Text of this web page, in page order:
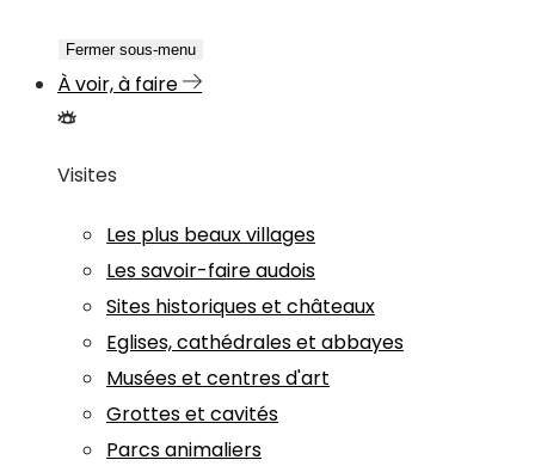
Fermer sous-menu
À voir, à faire
Visites
Les plus beaux villages
Les savoir-faire audois
Sites historiques et châteaux
Eglises, cathédrales et abbayes
Musées et centres d'art
Grottes et cavités
Parcs animaliers